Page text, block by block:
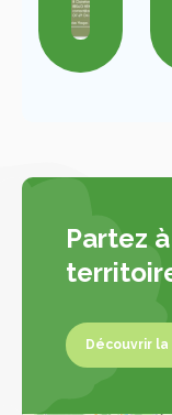
Partez
Découvrir la